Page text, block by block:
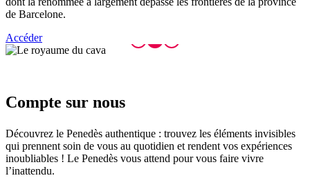
de Barcelone.
Accéder
Compte sur nous
Découvrez le Penedès authentique : trouvez les éléments invisibles
qui prennent soin de vous au quotidien et rendent vos expériences
inoubliables ! Le Penedès vous attend pour vous faire vivre
l’inattendu.